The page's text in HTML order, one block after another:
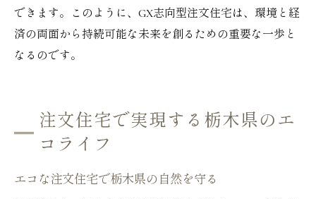
できます。このように、GX志向型注文住宅は、環境と経
済の両面から持続可能な未来を創るための重要な一歩と
なるのです。
注文住宅で実現する栃木県のエ
コライフ
エコな注文住宅で栃木県の自然を守る